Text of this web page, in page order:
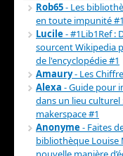
Rob65- Les
en toute impunité #1
Lucile- #1Lib1Ref :
sourcent Wikipedia
de l'encyclopédie #1
Amaury- Les
Alexa - Guide pour
dans un lieu culturel
makerspace #1
Anonyme- Faites
bibliothèque Louise